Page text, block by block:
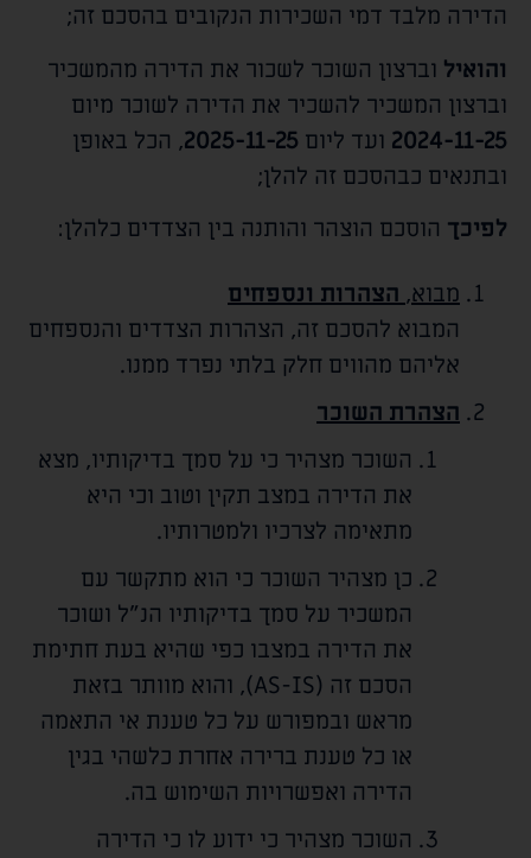
הדירה מלבד דמי השכירות הנקובים בהסכם זה;
והואיל וברצון השוכר לשכור את הדירה מהמשכיר
וברצון המשכיר להשכיר את הדירה לשוכר מיום
2024-11-25 ועד ליום 2025-11-25, הכל באופן
ובתנאים כבהסכם זה להלן;
לפיכך הוסכם הוצהר והותנה בין הצדדים כלהלן:
מבוא, הצהרות ונספחים
המבוא להסכם זה, הצהרות הצדדים והנספחים
אליהם מהווים חלק בלתי נפרד ממנו.
הצהרת השוכר
השוכר מצהיר כי על סמך בדיקותיו, מצא
את הדירה במצב תקין וטוב וכי היא
מתאימה לצרכיו ולמטרותיו.
כן מצהיר השוכר כי הוא מתקשר עם
המשכיר על סמך בדיקותיו הנ"ל ושוכר
את הדירה במצבו כפי שהיא בעת חתימת
הסכם זה (AS-IS), והוא מוותר בזאת
מראש ובמפורש על כל טענת אי התאמה
או כל טענת ברירה אחרת כלשהי בגין
הדירה ואפשרויות השימוש בה.
השוכר מצהיר כי ידוע לו כי הדירה